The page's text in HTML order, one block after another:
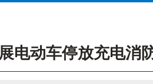
电动车停放充电消